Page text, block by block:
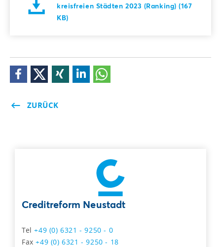
kreisfreien Städten 2023 (Ranking) (167
KB)
ZURÜCK
Creditreform Neustadt
Tel+49 (0) 6321 - 9250 - 0
Fax+49 (0) 6321 - 9250 - 18